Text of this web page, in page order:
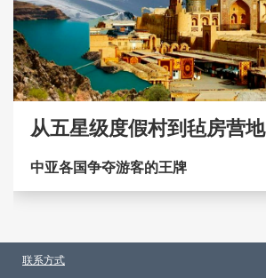
从五星级度假村到毡房营地
中亚各国争夺游客的王牌
联系方式